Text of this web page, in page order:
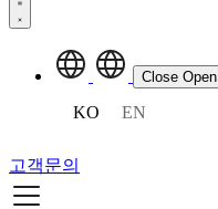
Close Open
KO EN
고객문의